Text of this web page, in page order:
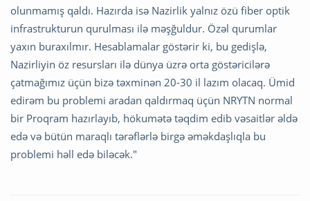
olunmamış qaldı. Hazırda isə Nazirlik yalnız özü fiber optik
infrastrukturun qurulması ilə məşğuldur. Özəl qurumlar
yaxın buraxılmır. Hesablamalar göstərir ki, bu gedişlə,
Nazirliyin öz resursları ilə dünya üzrə orta göstəricilərə
çatmağımız üçün bizə təxminən 20-30 il lazım olacaq. Ümid
edirəm bu problemi aradan qaldırmaq üçün NRYTN normal
bir Proqram hazırlayıb, hökumətə təqdim edib vəsaitlər əldə
edə və bütün maraqlı tərəflərlə birgə əməkdaşlıqla bu
problemi həll edə biləcək."